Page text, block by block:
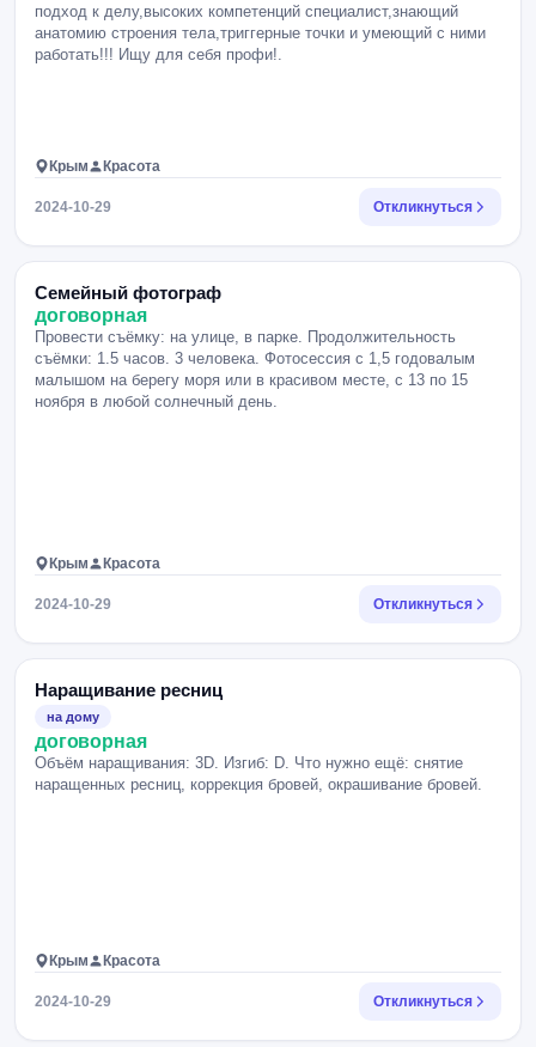
подход к делу,высоких компетенций специалист,знающий
анатомию строения тела,триггерные точки и умеющий с ними
работать!!! Ищу для себя профи!.
Крым Красота
2024-10-29 Откликнуться
Семейный фотограф
договорная
Провести съёмку: на улице, в парке. Продолжительность
съёмки: 1.5 часов. 3 человека. Фотосессия с 1,5 годовалым
малышом на берегу моря или в красивом месте, с 13 по 15
ноября в любой солнечный день.
Крым Красота
2024-10-29 Откликнуться
Наращивание ресниц
на дому
договорная
Объём наращивания: 3D. Изгиб: D. Что нужно ещё: снятие
наращенных ресниц, коррекция бровей, окрашивание бровей.
Крым Красота
2024-10-29 Откликнуться